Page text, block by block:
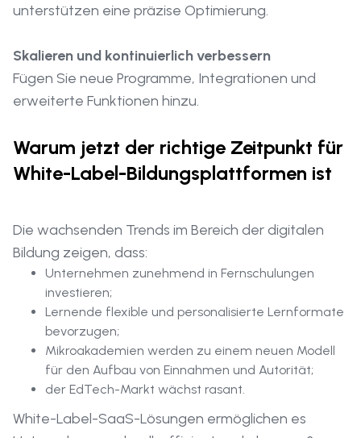
unterstützen eine präzise Optimierung.
Skalieren und kontinuierlich verbessern
Fügen Sie neue Programme, Integrationen und
erweiterte Funktionen hinzu.
Warum jetzt der richtige Zeitpunkt für
White-Label-Bildungsplattformen ist
Die wachsenden Trends im Bereich der digitalen
Bildung zeigen, dass:
Unternehmen zunehmend in Fernschulungen
investieren;
Lernende flexible und personalisierte Lernformate
bevorzugen;
Mikroakademien werden zu einem neuen Modell
für den Aufbau von Einnahmen und Autorität;
der EdTech-Markt wächst rasant.
White-Label-SaaS-Lösungen ermöglichen es